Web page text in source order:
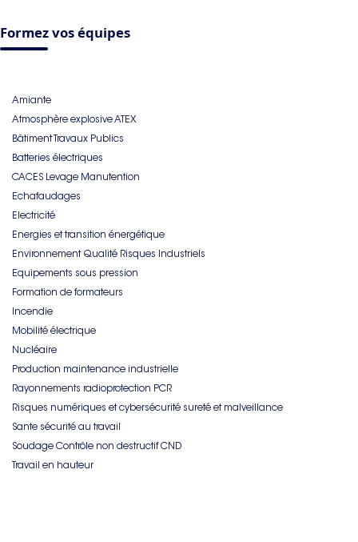
Formez vos équipes
Amiante
Atmosphère explosive ATEX
Bâtiment Travaux Publics
Batteries électriques
CACES Levage Manutention
Echafaudages
Electricité
Energies et transition énergétique
Environnement Qualité Risques Industriels
Equipements sous pression
Formation de formateurs
Incendie
Mobilité électrique
Nucléaire
Production maintenance industrielle
Rayonnements radioprotection PCR
Risques numériques et cybersécurité sureté et malveillance
Sante sécurité au travail
Soudage Contrôle non destructif CND
Travail en hauteur